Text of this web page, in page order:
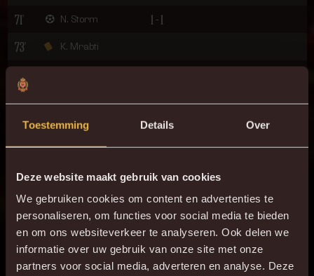
Toestemming Details Over
Deze website maakt gebruik van cookies
We gebruiken cookies om content en advertenties te
personaliseren, om functies voor social media te bieden
en om ons websiteverkeer te analyseren. Ook delen we
informatie over uw gebruik van onze site met onze
partners voor social media, adverteren en analyse. Deze
71' N. Storm
1 - 1
73'
K. Mrabti
83'
C. Vanhoutte
F. Soèllé Soèllé
voor K. Mrabti
K. Denkey
ONZE OPSTELLING
1